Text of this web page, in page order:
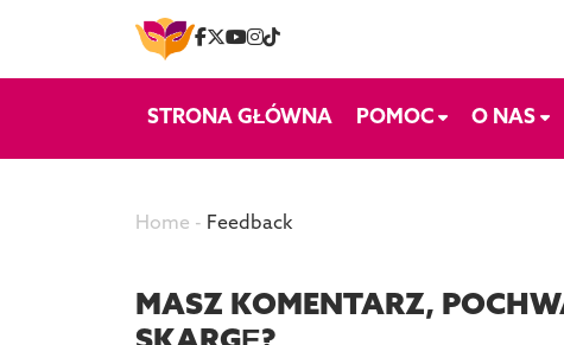
STRONA GŁÓWNA POMOC O NAS
Home - Feedback
MASZ KOMENTARZ,